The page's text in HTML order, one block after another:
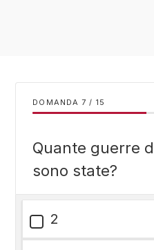
DOMANDA / 15
Quante guerre
sono state?
2